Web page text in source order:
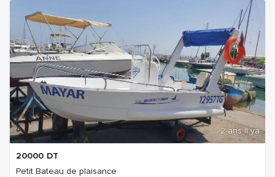
2 ans Il ya
20000 DT
Petit Bateau de plaisance